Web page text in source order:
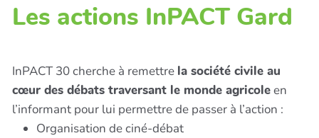
Les actions InPACT Gard
InPACT 30 cherche à remettre la société civile au
cœur des débats traversant le monde agricoleen
l’informant pour lui permettre de passer à l’action :
Organisation de ciné-débat